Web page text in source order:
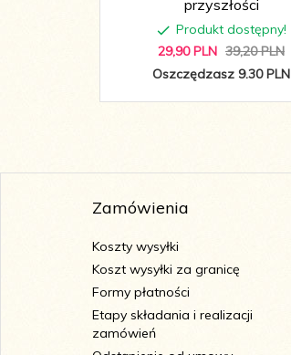
przyszłości
Produkt dostępny!
29,90 PLN 39,20 PLN
Oszczędzasz 9.30 PLN
Zamówienia
Koszty wysyłki
Koszt wysyłki za granicę
Formy płatności
Etapy składania i realizacji
zamówień